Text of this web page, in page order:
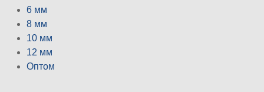
6 мм
8 мм
10 мм
12 мм
Оптом